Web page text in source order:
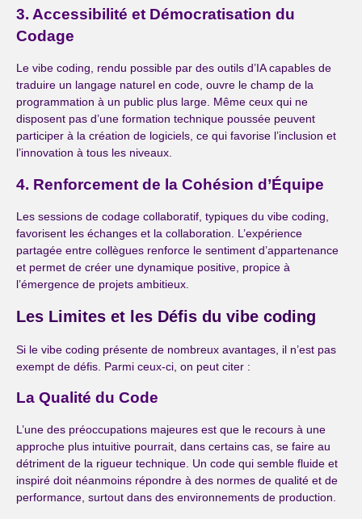
3. Accessibilité et Démocratisation du
Codage
Le vibe coding, rendu possible par des outils d’IA capables de
traduire un langage naturel en code, ouvre le champ de la
programmation à un public plus large. Même ceux qui ne
disposent pas d’une formation technique poussée peuvent
participer à la création de logiciels, ce qui favorise l’inclusion et
l’innovation à tous les niveaux.
4. Renforcement de la Cohésion d’Équipe
Les sessions de codage collaboratif, typiques du vibe coding,
favorisent les échanges et la collaboration. L’expérience
partagée entre collègues renforce le sentiment d’appartenance
et permet de créer une dynamique positive, propice à
l’émergence de projets ambitieux.
Les Limites et les Défis du vibe coding
Si le vibe coding présente de nombreux avantages, il n’est pas
exempt de défis. Parmi ceux-ci, on peut citer :
La Qualité du Code
L’une des préoccupations majeures est que le recours à une
approche plus intuitive pourrait, dans certains cas, se faire au
détriment de la rigueur technique. Un code qui semble fluide et
inspiré doit néanmoins répondre à des normes de qualité et de
performance, surtout dans des environnements de production.